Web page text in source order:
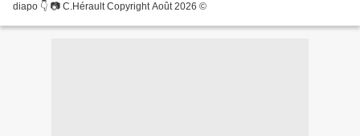
diapo 👇 📷 C.Hérault Copyright Août 2026 ©